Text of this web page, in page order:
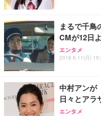
まるで千
CMが12日
エンタメ
2018.6.11(月)
中村アンが
日々とアラ
エンタメ